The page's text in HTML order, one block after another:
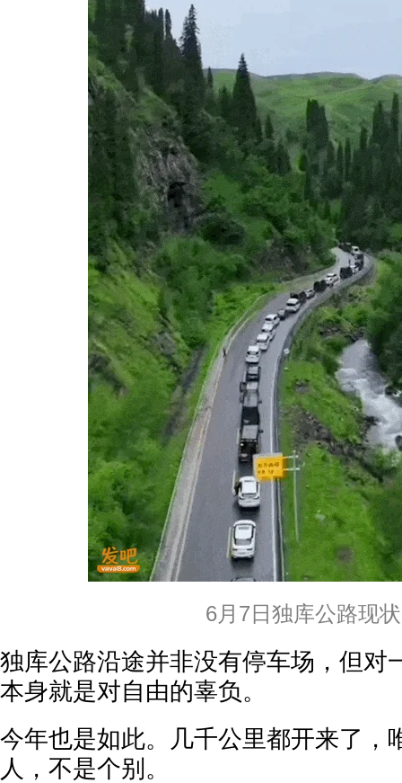
6月7日独库公路现状
独库公路沿途并非没有停车场，但对
本身就是对自由的辜负。
今年也是如此。几千公里都开来了，
人，不是个别。